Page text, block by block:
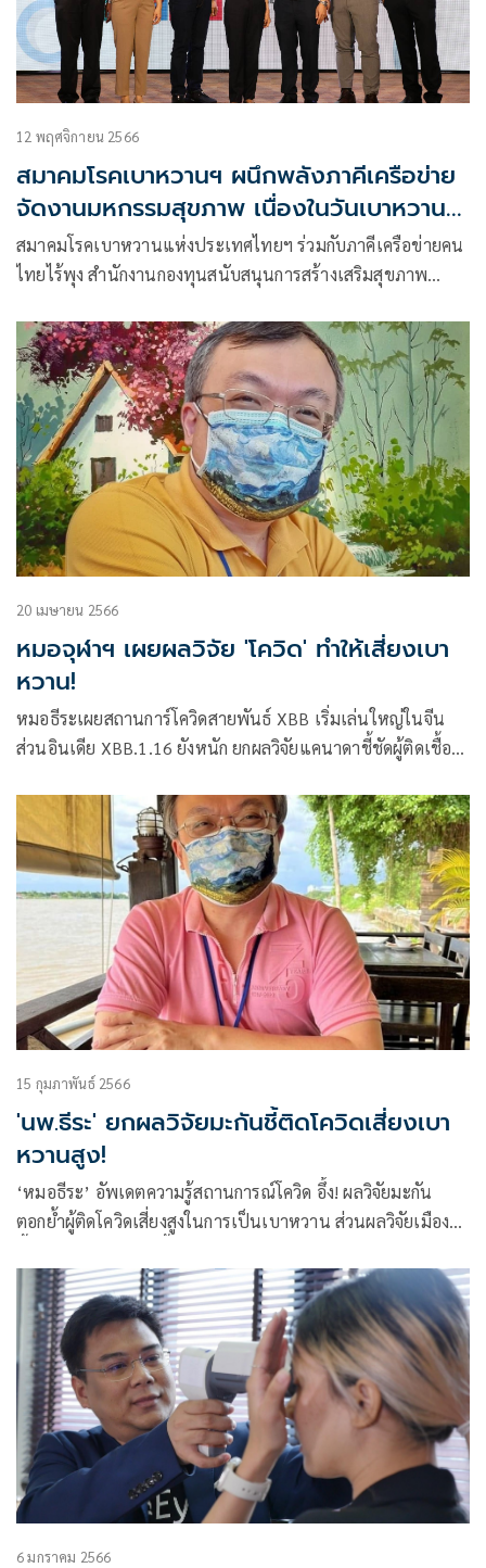
12 พฤศจิกายน 2566
สมาคมโรคเบาหวานฯ ผนึกพลังภาคีเครือข่าย
จัดงานมหกรรมสุขภาพ เนื่องในวันเบาหวาน
โลก 2566 ชูแคมเปญ “รู้ว่าเสี่ยง รู้แล้วต้อง
เปลี่ยน”
สมาคมโรคเบาหวานแห่งประเทศไทยฯ ร่วมกับภาคีเครือข่ายคน
ไทยไร้พุง สำนักงานกองทุนสนับสนุนการสร้างเสริมสุขภาพ
กทม. กรมควบคุมโรค สมาคมเครือข่ายโรคไม่ติดต่อไทย เครือ
ข่ายชมรมเบาหวานไทย ชมรมเพื่อเด็กและวัยรุ่นเบาหวาน
20 เมษายน 2566
หมอจุฬาฯ เผยผลวิจัย 'โควิด' ทำให้เสี่ยงเบา
หวาน!
หมอธีระเผยสถานการ์โควิดสายพันธ์ XBB เริ่มเล่นใหญ่ในจีน
ส่วนอินเดีย XBB.1.16 ยังหนัก ยกผลวิจัยแคนาดาชี้ชัดผู้ติดเชื้อ
15 กุมภาพันธ์ 2566
'นพ.ธีระ' ยกผลวิจัยมะกันชี้ติดโควิดเสี่ยงเบา
หวานสูง!
‘หมอธีระ’ อัพเดตความรู้สถานการณ์โควิด อึ้ง! ผลวิจัยมะกัน
ตอกย้ำผู้ติดโควิดเสี่ยงสูงในการเป็นเบาหวาน ส่วนผลวิจัยเมืองผู้ดี
6 มกราคม 2566